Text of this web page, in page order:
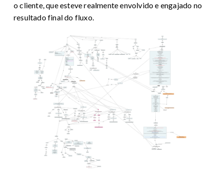
o cliente, que esteve realmente envolvido e engajado no
resultado final do fluxo.